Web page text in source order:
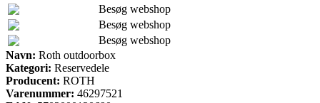
Besøg webshop
Besøg webshop
Besøg webshop
Navn: Roth outdoorbox
Kategori: Reservedele
Producent: ROTH
Varenummer: 46297521